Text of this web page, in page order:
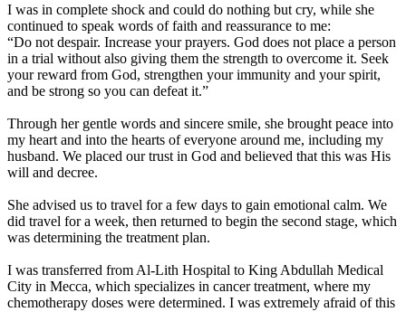
I was in complete shock and could do nothing but cry, while she
continued to speak words of faith and reassurance to me:
“Do not despair. Increase your prayers. God does not place a person
in a trial without also giving them the strength to overcome it. Seek
your reward from God, strengthen your immunity and your spirit,
and be strong so you can defeat it.”
Through her gentle words and sincere smile, she brought peace into
my heart and into the hearts of everyone around me, including my
husband. We placed our trust in God and believed that this was His
will and decree.
She advised us to travel for a few days to gain emotional calm. We
did travel for a week, then returned to begin the second stage, which
was determining the treatment plan.
I was transferred from Al-Lith Hospital to King Abdullah Medical
City in Mecca, which specializes in cancer treatment, where my
chemotherapy doses were determined. I was extremely afraid of this